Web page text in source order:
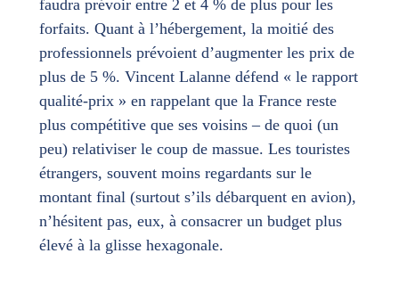
faudra prévoir entre 2 et 4 % de plus pour les
forfaits. Quant à l’hébergement, la moitié des
professionnels prévoient d’augmenter les prix de
plus de 5 %. Vincent Lalanne défend « le rapport
qualité-prix » en rappelant que la France reste
plus compétitive que ses voisins – de quoi (un
peu) relativiser le coup de massue. Les touristes
étrangers, souvent moins regardants sur le
montant final (surtout s’ils débarquent en avion),
n’hésitent pas, eux, à consacrer un budget plus
élevé à la glisse hexagonale.